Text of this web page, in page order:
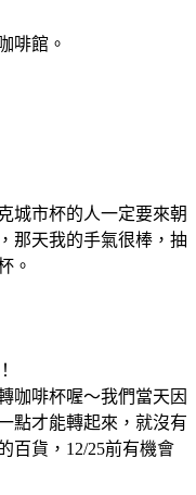
啡館。
城市杯的人一定要來朝
那天我的手氣很棒，抽
。
咖啡杯喔～我們當天因
點才能轉起來，就沒有
百貨，12/25前有機會